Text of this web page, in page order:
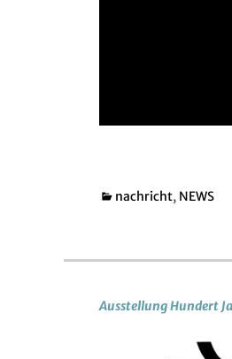
Kategorien
nachricht, NEWS
Ausstellung Hundert